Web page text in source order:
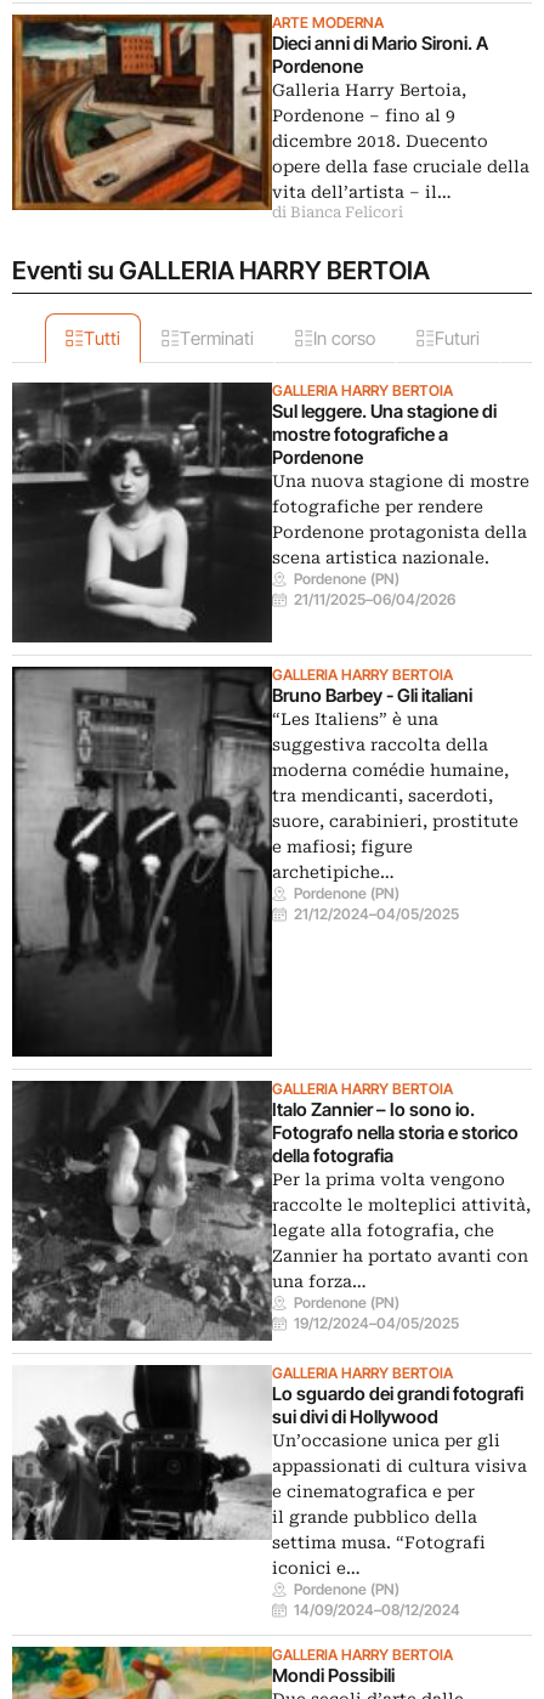
ARTE MODERNA
Dieci anni di Mario Sironi. A
Pordenone
Galleria Harry Bertoia,
Pordenone ‒ fino al 9
dicembre 2018. Duecento
opere della fase cruciale della
vita dell’artista ‒ il…
di Bianca Felicori
Eventi su GALLERIA HARRY BERTOIA
Tutti Terminati In corso Futuri
GALLERIA HARRY BERTOIA
Sul leggere. Una stagione di
mostre fotografiche a
Pordenone
Una nuova stagione di mostre
fotografiche per rendere
Pordenone protagonista della
scena artistica nazionale.
Pordenone (PN)
21/11/2025–06/04/2026
GALLERIA HARRY BERTOIA
Bruno Barbey - Gli italiani
“Les Italiens” è una
suggestiva raccolta della
moderna comédie humaine,
tra mendicanti, sacerdoti,
suore, carabinieri, prostitute
e mafiosi; figure
archetipiche…
Pordenone (PN)
21/12/2024–04/05/2025
GALLERIA HARRY BERTOIA
Italo Zannier – Io sono io.
Fotografo nella storia e storico
della fotografia
Per la prima volta vengono
raccolte le molteplici attività,
legate alla fotografia, che
Zannier ha portato avanti con
una forza…
Pordenone (PN)
19/12/2024–04/05/2025
GALLERIA HARRY BERTOIA
Lo sguardo dei grandi fotografi
sui divi di Hollywood
Un’occasione unica per gli
appassionati di cultura visiva
e cinematografica e per
il grande pubblico della
settima musa. “Fotografi
iconici e…
Pordenone (PN)
14/09/2024–08/12/2024
GALLERIA HARRY BERTOIA
Mondi Possibili